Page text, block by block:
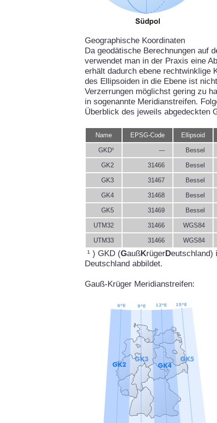
Geographische Koordinaten
Da geodätische Berechnungen auf
verwendet man in der Praxis eine
erhält dadurch ebene rechtwinklige
des Ellipsoiden in die Ebene ist
Verzerrungen möglichst gering zu
in sogenannte Meridianstreifen.
Überblick des jeweils abgedeckten
Name EPSG-Code Ellipsoid
GKD¹ --- Bessel
GK2 31466 Bessel
GK3 31467 Bessel
GK4 31468 Bessel
GK5 31469 Bessel
UTM32 31466 WGS84
UTM33 31466 WGS84
¹ ) GKD (GaußKrügerDeutschland)
Deutschland abbildet.
Gauß-Krüger Meridianstreifen: